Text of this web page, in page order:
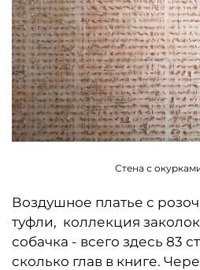
Стена с
Воздушное платье с
туфли, коллекция
собачка - всего здесь 83
сколько глав в книге.